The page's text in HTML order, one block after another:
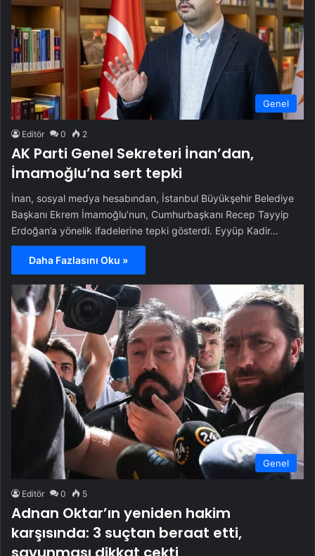
Genel
Editör 0 2
AK Parti Genel Sekreteri İnan’dan,
İmamoğlu’na sert tepki
İnan, sosyal medya hesabından, İstanbul Büyükşehir Belediye
Başkanı Ekrem İmamoğlu’nun, Cumhurbaşkanı Recep Tayyip
Erdoğan’a yönelik ifadelerine tepki gösterdi. Eyyüp Kadir…
Daha Fazlasını Oku »
Genel
Editör 0 5
Adnan Oktar’ın yeniden hakim
karşısında: 3 suçtan beraat etti,